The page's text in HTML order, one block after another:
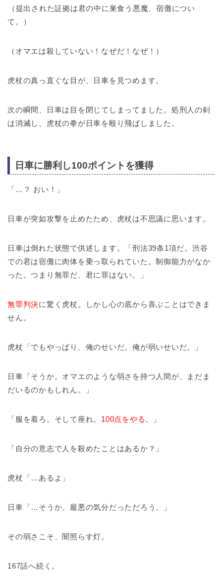
（提出された証拠は君の中に巣食う悪魔、宿儺につい
て。）
（オマエは殺していない！なぜだ！なぜ！）
虎杖の真っ直ぐな目が、日車を見つめます。
次の瞬間、日車は目を閉じてしまってました。処刑人の剣
は消滅し、虎杖の拳が日車を殴り飛ばしました。
日車に勝利し100ポイントを獲得
「…？ おい！」
日車が突如攻撃を止めたため、虎杖は不思議に思います。
日車は倒れた状態で供述します。「刑法39条1項だ。渋谷
での君は宿儺に肉体を乗っ取られていた。制御能力がなか
った。つまり無罪だ、君に罪はない。」
無罪判決に驚く虎杖。しかし心の底から喜ぶことはできま
せん。
虎杖「でもやっぱり、俺のせいだ。俺が弱いせいだ。」
日車「そうか。オマエのような弱さを持つ人間が、まだま
だいるのかもしれん。」
「服を着ろ。そして座れ。 100点をやる 。」
「自分の意志で人を殺めたことはあるか？」
虎杖「…あるよ」
日車「…そうか。最悪の気分だっただろう。」
その弱さこそ、闇照らす灯。
167話へ続く。